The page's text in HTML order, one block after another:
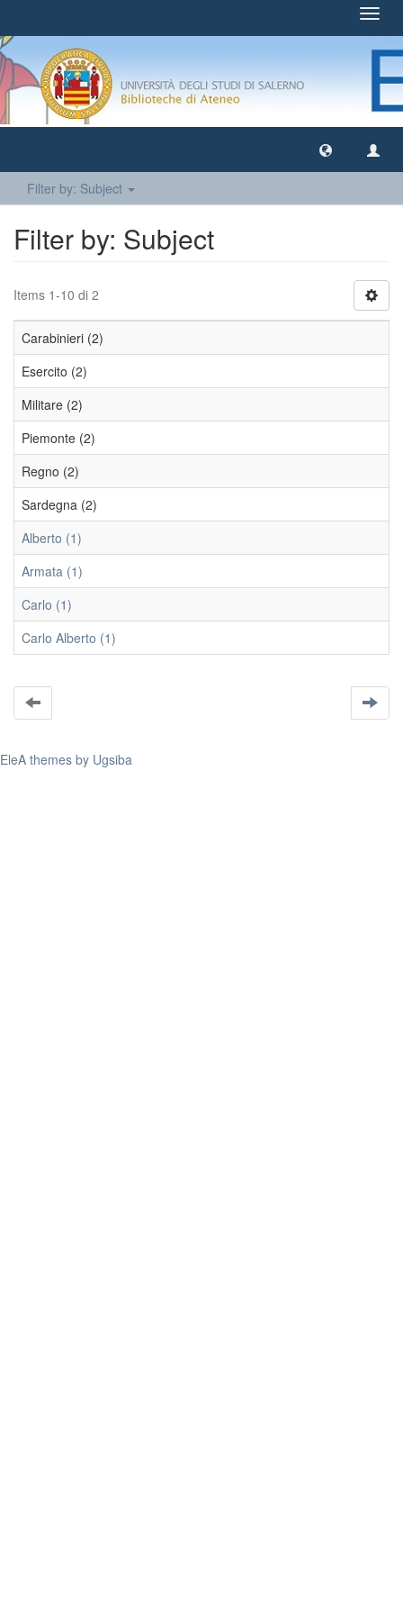
Filter by: Subject
Filter by: Subject
Items 1-10 di 2
Carabinieri (2)
Esercito (2)
Militare (2)
Piemonte (2)
Regno (2)
Sardegna (2)
Alberto (1)
Armata (1)
Carlo (1)
Carlo Alberto (1)
EleA themes by Ugsiba